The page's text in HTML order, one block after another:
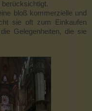
bloß kommerzielle und
sie oft zum Einkaufen
Gelegenheiten, die sie